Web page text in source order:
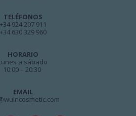
TELÉFONOS
+34 924 207 911
+34 630 329 960
HORARIO
a sábado
10:00 – 20:30
EMAIL